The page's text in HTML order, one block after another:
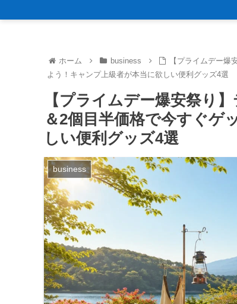
ホーム business
【プライムデー
よう！キャンプ上級者が本当に欲しい便利グッズ4選
【プライムデー爆安祭り
＆2個目半価格で今すぐゲ
しい便利グッズ4選
business